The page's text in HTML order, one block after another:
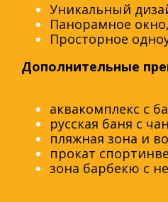
Уникальный
Панорамное
Просторное
Дополнительные
​аквакомплекс с
русская баня с
пляжная зона и
прокат
зона барбекю с